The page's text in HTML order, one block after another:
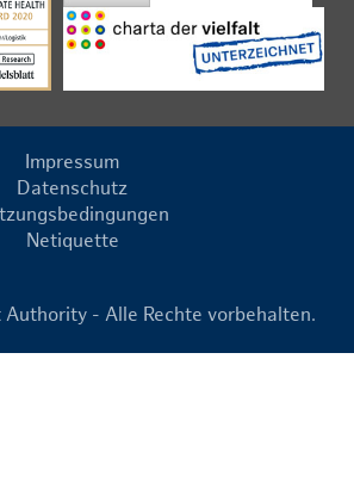
Impressum
Datenschutz
Netiquette
- Alle Rechte vorbehalten.